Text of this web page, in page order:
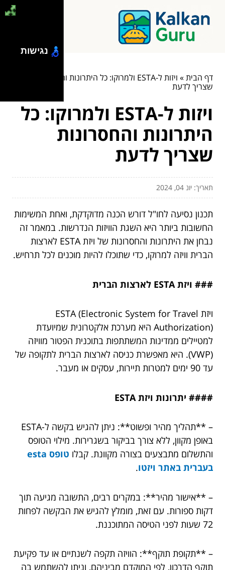
דף הבית»
ויזות ל-ESTA ולמרוקו: כל היתרונות והחסרונות
שצריך לדעת
ויזות ל-ESTA ולמרוקו: כל
היתרונות והחסרונות
שצריך לדעת
תאריך: יונ 04, 2024
תכנון נסיעה לחו"ל דורש הכנה מדוקדקת, ואחת המשימות
החשובות ביותר היא השגת הוויזות הנדרשות. במאמר זה
נבחן את היתרונות והחסרונות של ויזת ESTA לארצות
הברית וויזה למרוקו, כדי שתוכלו להיות מוכנים לכל תרחיש.
### ויזת ESTA לארצות הברית
ויזת ESTA (Electronic System for Travel
Authorization) היא מערכת אלקטרונית שמיועדת
למטיילים ממדינות המשתתפות בתוכנית הפטור מוויזה
(VWP). היא מאפשרת כניסה לארצות הברית לתקופה של
עד 90 ימים למטרות תיירות, עסקים או מעבר.
#### יתרונות ויזת ESTA
– **תהליך מהיר ופשוט**: ניתן להגיש בקשה ל-ESTA
באופן מקוון, ללא צורך בביקור בשגרירות. מילוי הטופס
והתשלום מתבצעים בצורה מקוונת. קבלו
טופס esta
בעברית באתר ויזטו.
– **אישור מהיר**: במקרים רבים, התשובה מגיעה תוך
דקות ספורות. עם זאת, מומלץ להגיש את הבקשה לפחות
72 שעות לפני הטיסה המתוכננת.
– **תקופת תוקף**: הוויזה תקפה לשנתיים או עד פקיעת
תוקף הדרכון, לפי המוקדם מביניהם, וניתן להשתמש בה
נגישות